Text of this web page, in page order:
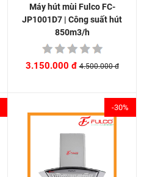
Máy hút mùi Fulco FC-
JP1001D7 | Công suất hút
850m3/h
3.150.000 đ 4.500.000 đ
-30%